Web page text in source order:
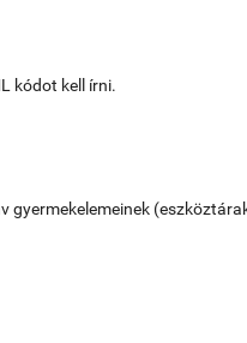
kódot kell írni.